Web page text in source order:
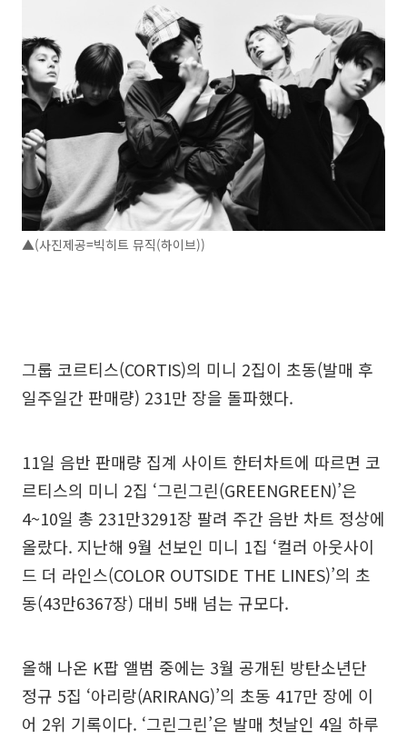
▲(사진제공=빅히트 뮤직(하이브))
그룹 코르티스(CORTIS)의 미니 2집이 초동(발매 후
일주일간 판매량) 231만 장을 돌파했다.
11일 음반 판매량 집계 사이트 한터차트에 따르면 코
르티스의 미니 2집 ‘그린그린(GREENGREEN)’은
4~10일 총 231만3291장 팔려 주간 음반 차트 정상에
올랐다. 지난해 9월 선보인 미니 1집 ‘컬러 아웃사이
드 더 라인스(COLOR OUTSIDE THE LINES)’의 초
동(43만6367장) 대비 5배 넘는 규모다.
올해 나온 K팝 앨범 중에는 3월 공개된 방탄소년단
정규 5집 ‘아리랑(ARIRANG)’의 초동 417만 장에 이
어 2위 기록이다. ‘그린그린’은 발매 첫날인 4일 하루